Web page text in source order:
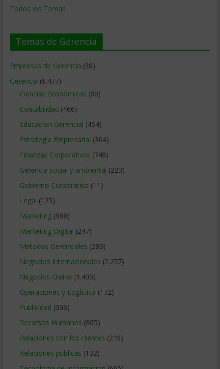
Todos los Temas
Temas de Gerencia
Empresas de Gerencia (38)
Gerencia (9.477)
Ciencias Económicas (80)
Contabilidad (466)
Educacion Gerencial (454)
Estrategia Empresarial (304)
Finanzas Corporativas (748)
Gerencia social y ambiental (223)
Gobierno Corporativo (11)
Legal (125)
Marketing(988)
Marketing Digital (247)
Métodos Gerenciales (280)
Negocios Internacionales (2.257)
Negocios Online (1.405)
Operaciones y Logística (172)
Publicidad (306)
Recursos Humanos (865)
Relaciones con los clientes (219)
Relaciones publicas (132)